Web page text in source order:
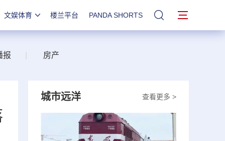
文娱体育 楼兰平台 PANDA SHORTS 站内搜索
报 房产
查看更多 >
城市远洋